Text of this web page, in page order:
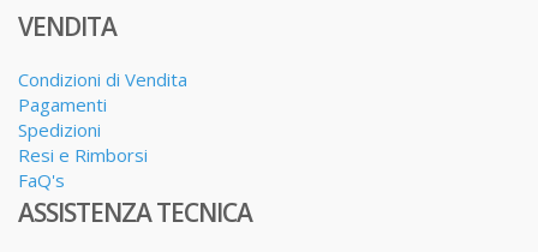
VENDITA
Condizioni di Vendita
Pagamenti
Spedizioni
Resi e Rimborsi
FaQ's
ASSISTENZA TECNICA